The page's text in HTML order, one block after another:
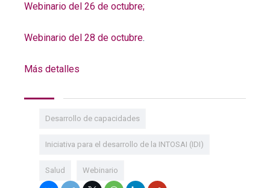
Webinario del 26 de octubre;
Webinario del 28 de octubre.
Más detalles
Desarrollo de capacidades
Iniciativa para el desarrollo de la INTOSAI (IDI)
Salud Webinario